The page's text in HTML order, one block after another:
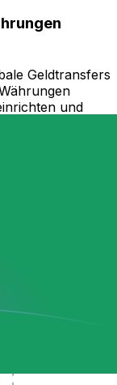
Geldtransfers
und